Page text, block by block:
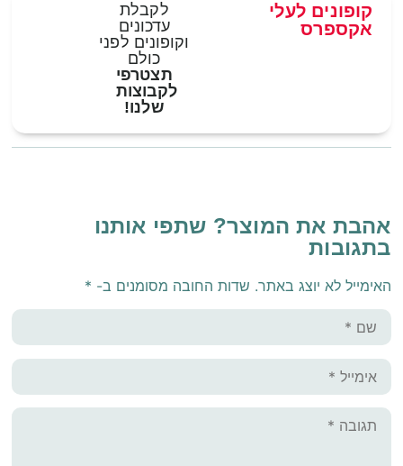
לקבלת
עדכונים
וקופונים לפני
כולם
תצטרפי
לקבוצות
שלנו!
קופונים לעלי
אקספרס
אהבת את המוצר? שתפי אותנו
בתגובות
האימייל לא יוצג באתר. שדות החובה מסומנים ב- *